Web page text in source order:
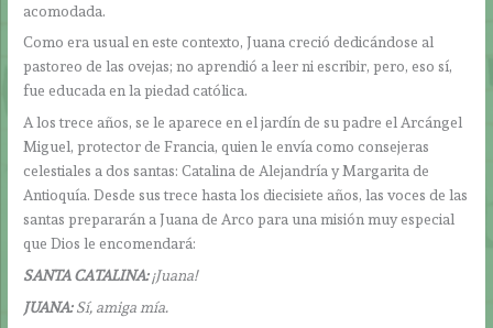
acomodada.
Como era usual en este contexto, Juana creció dedicándose al
pastoreo de las ovejas; no aprendió a leer ni escribir, pero, eso sí,
fue educada en la piedad católica.
A los trece años, se le aparece en el jardín de su padre el Arcángel
Miguel, protector de Francia, quien le envía como consejeras
celestiales a dos santas: Catalina de Alejandría y Margarita de
Antioquía. Desde sus trece hasta los diecisiete años, las voces de las
santas prepararán a Juana de Arco para una misión muy especial
que Dios le encomendará:
SANTA CATALINA:¡Juana!
JUANA:Sí, amiga mía.